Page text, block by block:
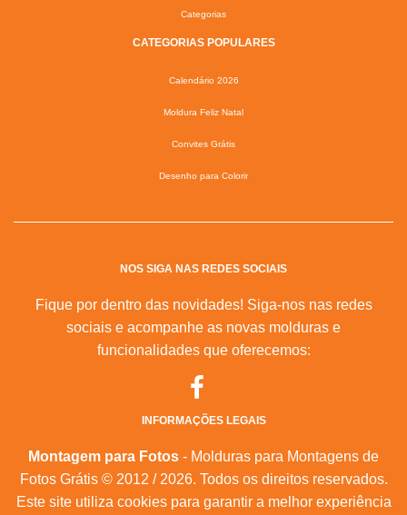
Categorias
CATEGORIAS POPULARES
Calendário 2026
Moldura Feliz Natal
Convites Grátis
Desenho para Colorir
NOS SIGA NAS REDES SOCIAIS
Fique por dentro das novidades! Siga-nos nas redes
sociais e acompanhe as novas molduras e
funcionalidades que oferecemos:
INFORMAÇÕES LEGAIS
Montagem para Fotos - Molduras para Montagens de
Fotos Grátis © 2012 / 2026. Todos os direitos reservados.
Este site utiliza cookies para garantir a melhor experiência